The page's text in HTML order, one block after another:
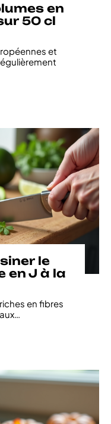
en
50 cl
et
le
en J à la
en fibres